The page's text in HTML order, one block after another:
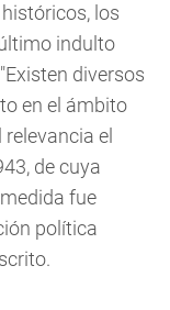
los
indulto
diversos
en el ámbito
el
de cuya
fue
política